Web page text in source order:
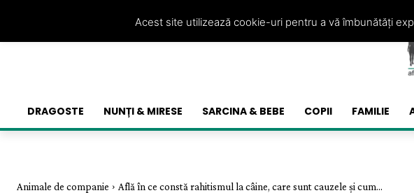
DRAGOSTE NUNȚI & MIRESE SARCINA & BEBE COPII FAMILIE
Animale de companie Află în ce constă rahitismul la câine, care sunt cauzele și cum...
Acest site utilizează cookie-uri pentru a vă îmbunătăți